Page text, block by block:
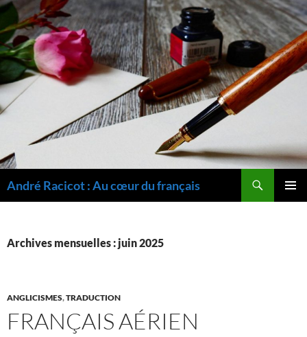
André Racicot : Au cœur du français
Archives mensuelles : juin 2025
ANGLICISMES,TRADUCTION
FRANÇAIS AÉRIEN